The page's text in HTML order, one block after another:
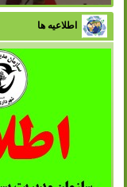
اطلاعیه ها